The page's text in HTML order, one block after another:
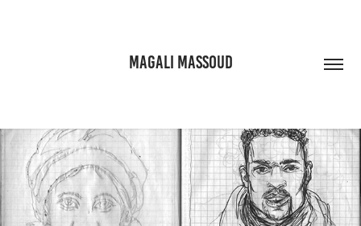
MAGALI MASSOUD
PORTRAITS DE CALAIS